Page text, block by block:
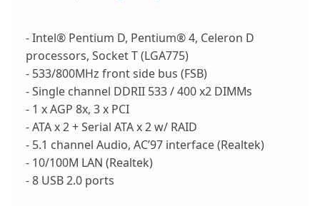
- Intel® Pentium D, Pentium® 4, Celeron D
processors, Socket T (LGA775)
- 533/800MHz front side bus (FSB)
- Single channel DDRII 533 / 400 x2 DIMMs
- 1 x AGP 8x, 3 x PCI
- ATA x 2 + Serial ATA x 2 w/ RAID
- 5.1 channel Audio, AC’97 interface (Realtek)
- 10/100M LAN (Realtek)
- 8 USB 2.0 ports